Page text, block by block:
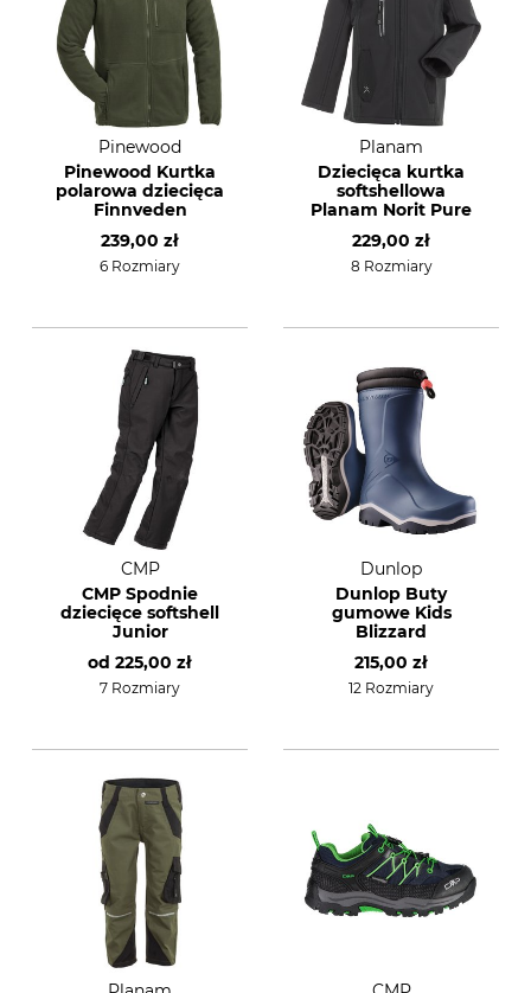
Pinewood
Pinewood Kurtka
polarowa dziecięca
Finnveden
239,00 zł
6 Rozmiary
Planam
Dziecięca kurtka
softshellowa
Planam Norit Pure
229,00 zł
8 Rozmiary
CMP
CMP Spodnie
dziecięce softshell
Junior
od 225,00 zł
7 Rozmiary
Dunlop
Dunlop Buty
gumowe Kids
Blizzard
215,00 zł
12 Rozmiary